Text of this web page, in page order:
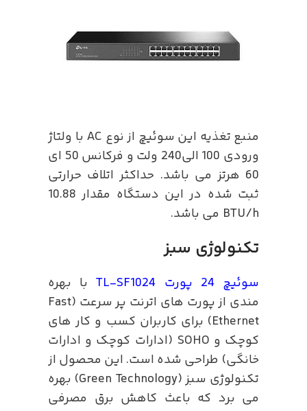
منبع تغذیه این سوئیچ از نوع AC با ولتاژ
ورودی 100 الی240 ولت و فرکانس 50 ای
60 هرتز می باشد. حداکثر اتلاف حرارتی
ثبت شده در این دستگاه مقدار 10.88
BTU/h می باشد.
تکنولوژی سبز
سوئیچ 24 پورت TL-SF1024با بهره
مندی از پورت های اترنت پر سرعت (Fast
Ethernet) برای کاربران کسب و کار های
کوچک و SOHO (ادارات کوچک و ادارات
خانگی) طراحی شده است. این محصول از
تکنولوژی سبز (Green Technology) بهره
می برد که باعث کاهش برق مصرفی